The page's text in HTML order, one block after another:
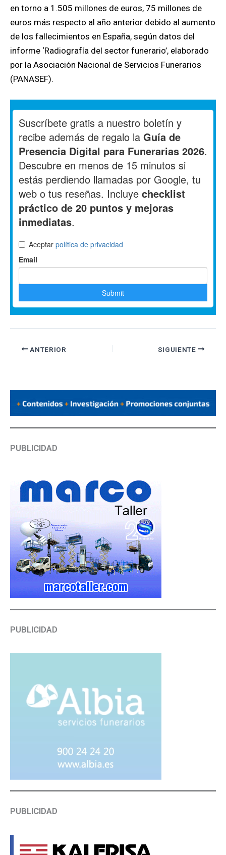
en torno a 1.505 millones de euros, 75 millones de
euros más respecto al año anterior debido al aumento
de los fallecimientos en España, según datos del
informe ‘Radiografía del sector funerario’, elaborado
por la Asociación Nacional de Servicios Funerarios
(PANASEF).
ANTERIOR SIGUIENTE
PUBLICIDAD
PUBLICIDAD
PUBLICIDAD